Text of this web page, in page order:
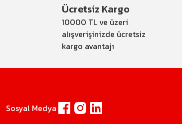
Ücretsiz Kargo
10000 TL ve üzeri
alışverişinizde ücretsiz
kargo avantajı
Sosyal Medya